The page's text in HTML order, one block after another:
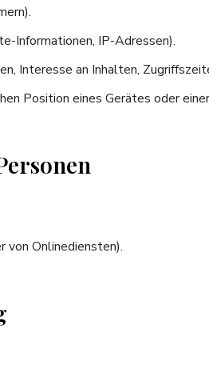
Informationen, IP-Adressen).
Interesse an Inhalten,
Position eines Gerätes oder
von Onlinediensten).